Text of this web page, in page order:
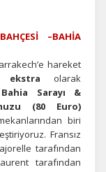
çerez kullanımve
için
çalışmaz ve
–BAHİA
hareket
ekstra olarak
Sarayı &
(80 Euro)
biri
Fransız
tarafından
tarafından